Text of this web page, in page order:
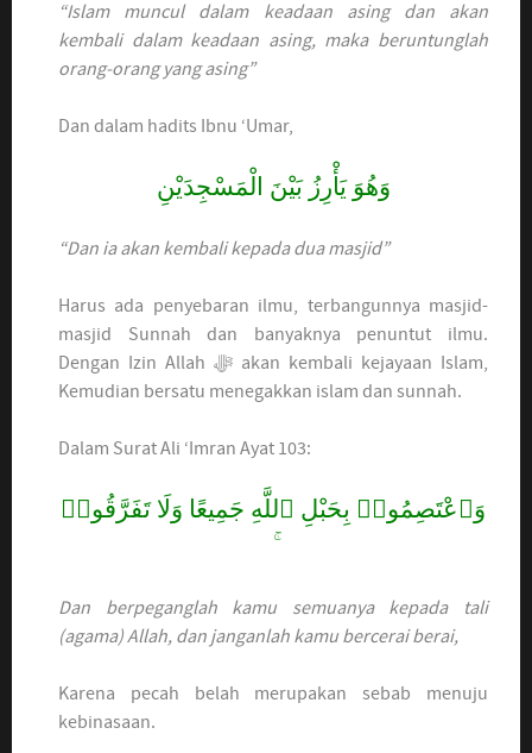
“Islam muncul dalam keadaan asing dan akan
kembali dalam keadaan asing, maka beruntunglah
orang-orang yang asing”
Dan dalam hadits Ibnu ‘Umar,
وَهُوَ يَأْرِزُ بَيْنَ الْمَسْجِدَيْنِ
“Dan ia akan kembali kepada dua masjid”
Harus ada penyebaran ilmu, terbangunnya masjid-
masjid Sunnah dan banyaknya penuntut ilmu.
Dengan Izin Allah ﷻ akan kembali kejayaan Islam,
Kemudian bersatu menegakkan islam dan sunnah.
Dalam Surat Ali ‘Imran Ayat 103:
وَٱعْتَصِمُوا۟ بِحَبْلِ ٱللَّهِ جَمِيعًا وَلَا تَفَرَّقُوا۟
Dan berpeganglah kamu semuanya kepada tali
(agama) Allah, dan janganlah kamu bercerai berai,
Karena pecah belah merupakan sebab menuju
kebinasaan.